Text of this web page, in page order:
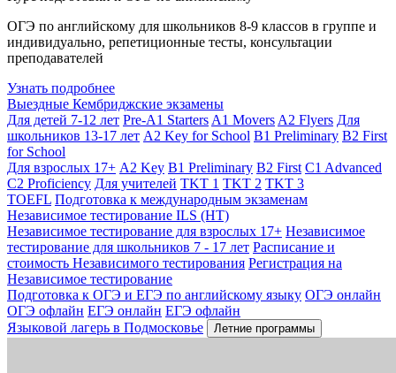
ОГЭ по английскому для школьников 8-9 классов в группе и
индивидуально, репетиционные тесты, консультации
преподавателей
Узнать подробнее
Выездные Кембриджские экзамены
Для детей 7-12 лет Pre-A1 Starters A1 Movers A2 Flyers Для
школьников 13-17 лет A2 Key for School B1 Preliminary B2 First
for School
Для взрослых 17+ A2 Key B1 Preliminary B2 First C1 Advanced
C2 Proficiency Для учителей TKT 1 TKT 2 TKT 3
TOEFL Подготовка к международным экзаменам
Независимое тестирование ILS (НТ)
Независимое тестирование для взрослых 17+ Независимое
тестирование для школьников 7 - 17 лет Расписание и
стоимость Независимого тестирования Регистрация на
Независимое тестирование
Подготовка к ОГЭ и ЕГЭ по английскому языку ОГЭ онлайн
ОГЭ офлайн ЕГЭ онлайн ЕГЭ офлайн
Языковой лагерь в Подмосковье
Летние программы